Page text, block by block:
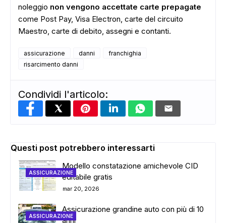
noleggio non vengono accettate carte prepagate
come Post Pay, Visa Electron, carte del circuito
Maestro, carte di debito, assegni e contanti.
assicurazione danni
franchighia
risarcimento danni
Condividi l'articolo:
Questi post potrebbero interessarti
ASSICURAZIONE
Modello constatazione amichevole CID
editabile gratis
mar 20, 2026
ASSICURAZIONE
Assicurazione grandine auto con più di 10
anni